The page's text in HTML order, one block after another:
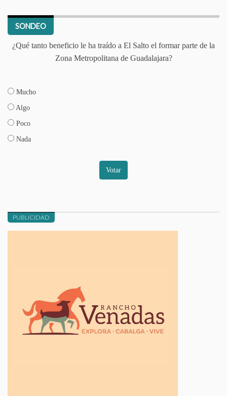
SONDEO
¿Qué tanto beneficio le ha traído a El Salto el formar parte de la
Zona Metropolitana de Guadalajara?
Mucho
Algo
Poco
Nada
Votar
PUBLICIDAD